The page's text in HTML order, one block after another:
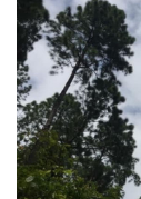
बैंक
पर्यटन
भिडियो
छापा